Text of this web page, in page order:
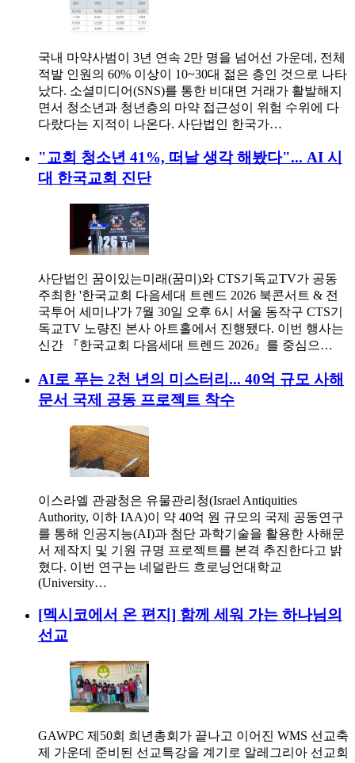
국내 마약사범이 3년 연속 2만 명을 넘어선 가운데, 전체
적발 인원의 60% 이상이 10~30대 젊은 층인 것으로 나타
났다. 소셜미디어(SNS)를 통한 비대면 거래가 활발해지
면서 청소년과 청년층의 마약 접근성이 위험 수위에 다
다랐다는 지적이 나온다. 사단법인 한국가…
"교회 청소년 41%, 떠날 생각 해봤다"... AI 시
대 한국교회 진단
사단법인 꿈이있는미래(꿈미)와 CTS기독교TV가 공동
주최한 '한국교회 다음세대 트렌드 2026 북콘서트 & 전
국투어 세미나'가 7월 30일 오후 6시 서울 동작구 CTS기
독교TV 노량진 본사 아트홀에서 진행됐다. 이번 행사는
신간 『한국교회 다음세대 트렌드 2026』를 중심으…
AI로 푸는 2천 년의 미스터리... 40억 규모 사해
문서 국제 공동 프로젝트 착수
이스라엘 관광청은 유물관리청(Israel Antiquities
Authority, 이하 IAA)이 약 40억 원 규모의 국제 공동연구
를 통해 인공지능(AI)과 첨단 과학기술을 활용한 사해문
서 제작지 및 기원 규명 프로젝트를 본격 추진한다고 밝
혔다. 이번 연구는 네덜란드 흐로닝언대학교
(University…
[멕시코에서 온 편지] 함께 세워 가는 하나님의
선교
GAWPC 제50회 희년총회가 끝나고 이어진 WMS 선교축
제 가운데 준비된 선교특강을 계기로 알레그리아 선교회